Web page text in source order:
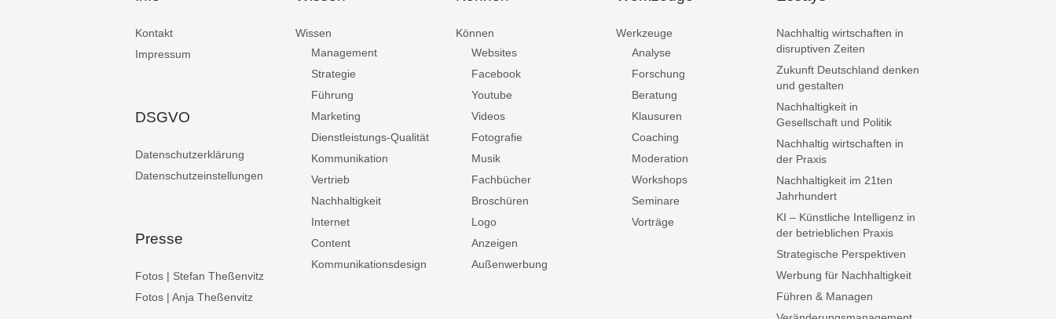
Kontakt
Impressum
DSGVO
Datenschutzerklärung
Datenschutzeinstellungen
Presse
Fotos | Stefan Theßenvitz
Fotos | Anja Theßenvitz
Wissen
Management
Strategie
Führung
Marketing
Dienstleistungs-Qualität
Kommunikation
Vertrieb
Nachhaltigkeit
Internet
Content
Kommunikationsdesign
Können
Websites
Facebook
Youtube
Videos
Fotografie
Musik
Fachbücher
Broschüren
Logo
Anzeigen
Außenwerbung
Werkzeuge
Analyse
Forschung
Beratung
Klausuren
Coaching
Moderation
Workshops
Seminare
Vorträge
Nachhaltig wirtschaften in
disruptiven Zeiten
Zukunft Deutschland denken
und gestalten
Nachhaltigkeit in
Gesellschaft und Politik
Nachhaltig wirtschaften in
der Praxis
Nachhaltigkeit im 21ten
Jahrhundert
KI – Künstliche Intelligenz in
der betrieblichen Praxis
Strategische Perspektiven
Werbung für Nachhaltigkeit
Führen & Managen